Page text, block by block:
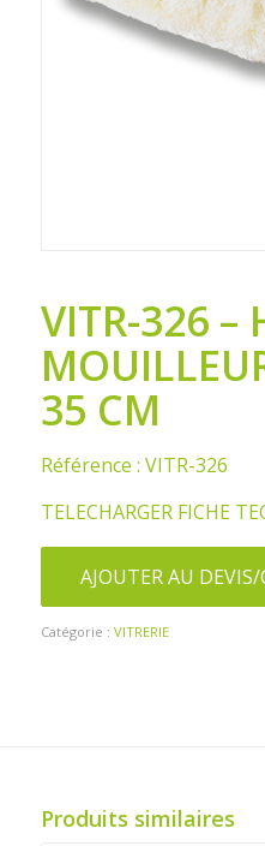
VITR-326 –
35 CM
Référence : VITR-326
TELECHARGER FICHE
AJOUTER AU
Catégorie : VITRERIE
Produits similaires